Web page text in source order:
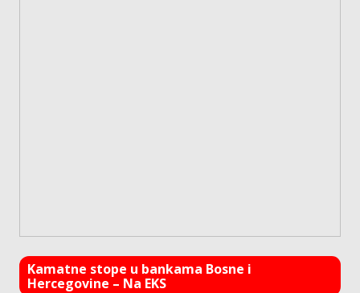
Kamatne stope u bankama Bosne i
Hercegovine – Na EKS